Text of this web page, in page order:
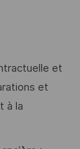
et
et
à la